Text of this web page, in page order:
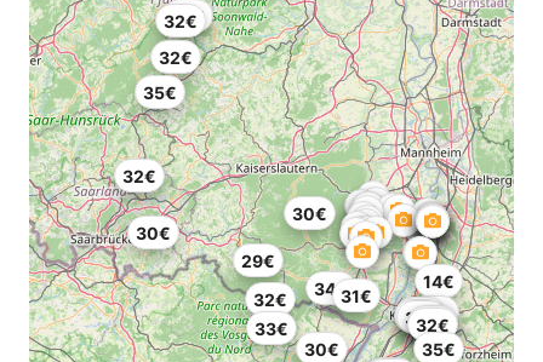
14€
19€
29€
30€
30€
30€
31€
32€
32€
32€
32€
32€
32€
33€
34€
35€
35€
35€
35€
35€
35€
35€